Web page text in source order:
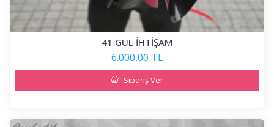
41 GÜL İHTİŞAM
6.000,00 TL
Sipariş Ver